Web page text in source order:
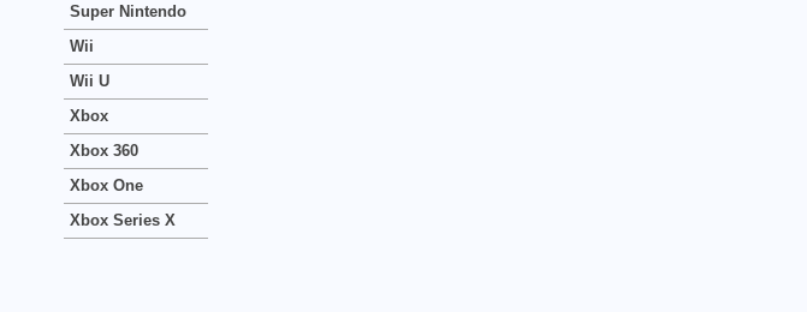
Super Nintendo
Wii
Wii U
Xbox
Xbox 360
Xbox One
Xbox Series X